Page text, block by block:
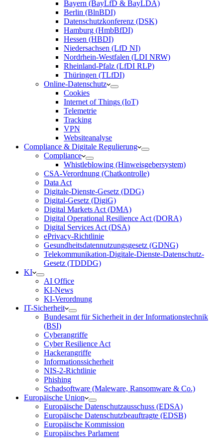
Bayern (BayLfD & BayLDA)
Berlin (BlnBDI)
Datenschutzkonferenz (DSK)
Hamburg (HmbBfDI)
Hessen (HBDI)
Niedersachsen (LfD NI)
Nordrhein-Westfalen (LDI NRW)
Rheinland-Pfalz (LfDI RLP)
Thüringen (TLfDI)
Online-Datenschutz
Cookies
Internet of Things (IoT)
Telemetrie
Tracking
VPN
Websiteanalyse
Compliance & Digitale Regulierung
Compliance
Whistleblowing (Hinweisgebersystem)
CSA-Verordnung (Chatkontrolle)
Data Act
Digitale-Dienste-Gesetz (DDG)
Digital-Gesetz (DigiG)
Digital Markets Act (DMA)
Digital Operational Resilience Act (DORA)
Digital Services Act (DSA)
ePrivacy-Richtlinie
Gesundheitsdatennutzungsgesetz (GDNG)
Telekommunikation-Digitale-Dienste-Datenschutz-
Gesetz (TDDDG)
KI
AI Office
KI-News
KI-Verordnung
IT-Sicherheit
Bundesamt für Sicherheit in der Informationstechnik
(BSI)
Cyberangriffe
Cyber Resilience Act
Hackerangriffe
Informationssicherheit
NIS-2-Richtlinie
Phishing
Schadsoftware (Maleware, Ransomware & Co.)
Europäische Union
Europäische Datenschutzausschuss (EDSA)
Europäische Datenschutzbeauftragte (EDSB)
Europäische Kommission
Europäisches Parlament